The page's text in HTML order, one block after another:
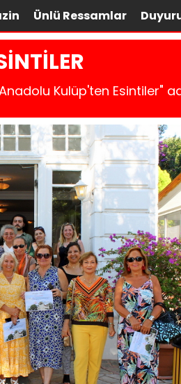
Ünlü Ressamlar
Kulüp'ten Esintiler"